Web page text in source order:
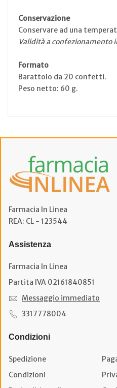
Conservazione
Conservare ad una
Validità a confezionamento
Formato
Barattolo da 20 confetti.
Peso netto: 60 g.
Farmacia In Linea
REA: CL - 123544
Assistenza
Farmacia In Linea
Partita IVA 02161840851
Messaggio immediato
3317778004
Condizioni
Spedizione
Condizioni